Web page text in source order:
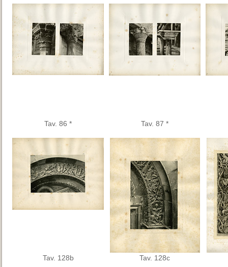
Tav. 86 * Tav. 87 *
Tav. 128b Tav. 128c